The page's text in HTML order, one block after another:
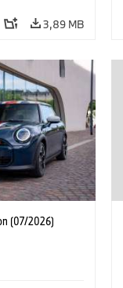
3,89 MB
(07/2026)